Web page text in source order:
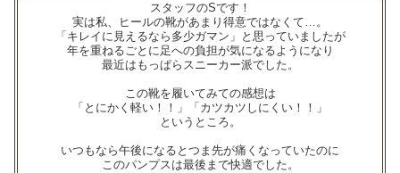
スタッフのSです！
実は私、ヒールの靴があまり得意ではなくて…。
「キレイに見えるなら多少ガマン」と思っていましたが
年を重ねるごとに足への負担が気になるようになり
最近はもっぱらスニーカー派でした。
この靴を履いてみての感想は
「とにかく軽い！！」「カツカツしにくい！！」
というところ。
いつもなら午後になるとつま先が痛くなっていたのに
このパンプスは最後まで快適でした。